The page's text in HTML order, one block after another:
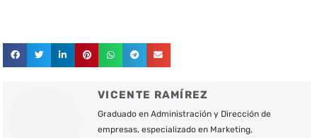
VICENTE RAMÍREZ
Graduado en Administración y Dirección de
empresas, especializado en Marketing,